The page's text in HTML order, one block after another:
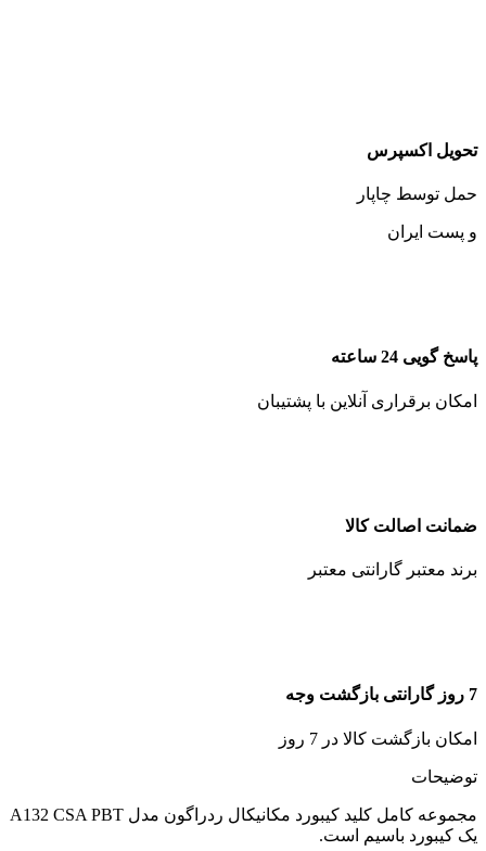
تحویل اکسپرس
حمل توسط چاپار
و پست ایران
پاسخ گویی 24 ساعته
امکان برقراری آنلاین با پشتیبان
ضمانت اصالت کالا
برند معتبر گارانتی معتبر
7 روز گارانتی بازگشت وجه
امکان بازگشت کالا در 7 روز
توضیحات
مجموعه کامل کلید کیبورد مکانیکال ردراگون مدل A132 CSA PBT
یک کیبورد باسیم است.